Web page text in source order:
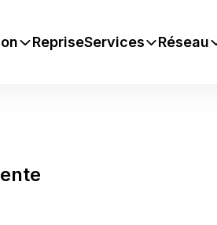
RepriseServices Réseau